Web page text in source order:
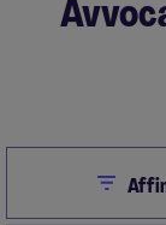
Close